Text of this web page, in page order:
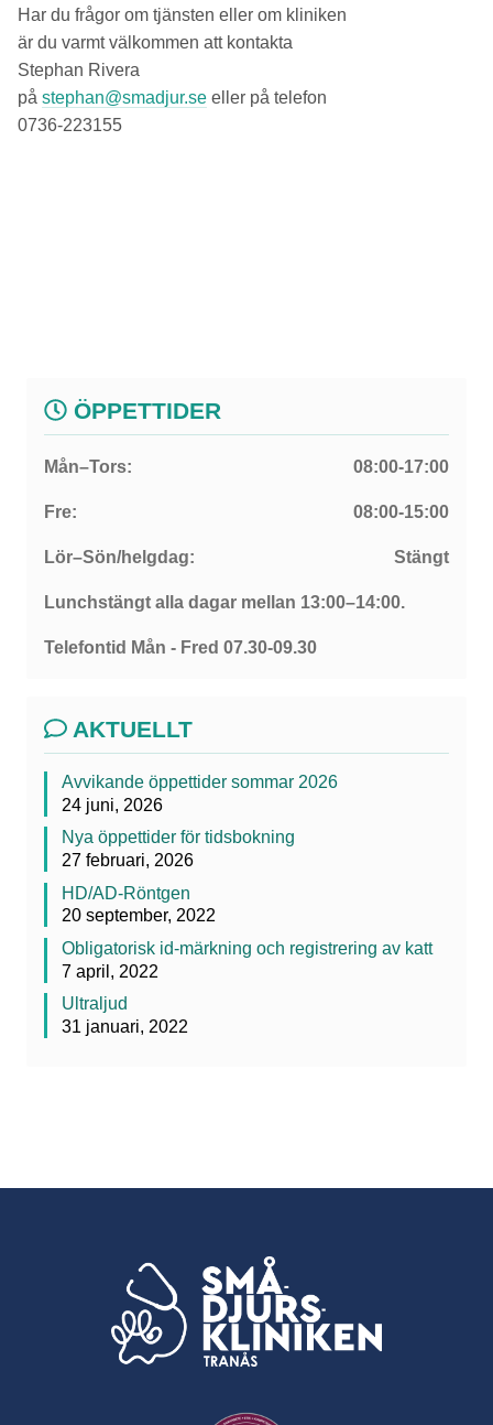
Har du frågor om tjänsten eller om kliniken
är du varmt välkommen att kontakta
Stephan Rivera
på stephan@smadjur.se eller på telefon
0736-223155
ÖPPETTIDER
Mån–Tors: 08:00-17:00
Fre: 08:00-15:00
Lör–Sön/helgdag: Stängt
Lunchstängt alla dagar mellan 13:00–14:00.
Telefontid Mån - Fred 07.30-09.30
AKTUELLT
Avvikande öppettider sommar 2026
24 juni, 2026
Nya öppettider för tidsbokning
27 februari, 2026
HD/AD-Röntgen
20 september, 2022
Obligatorisk id-märkning och registrering av katt
7 april, 2022
Ultraljud
31 januari, 2022